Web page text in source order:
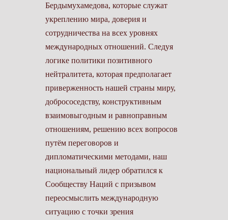
Бердымухамедова, которые служат
укреплению мира, доверия и
сотрудничества на всех уровнях
международных отношений. Следуя
логике политики позитивного
нейтралитета, которая предполагает
приверженность нашей страны миру,
добрососедству, конструктивным
взаимовыгодным и равноправным
отношениям, решению всех вопросов
путём переговоров и
дипломатическими методами, наш
национальный лидер обратился к
Сообществу Наций с призывом
переосмыслить международную
ситуацию с точки зрения